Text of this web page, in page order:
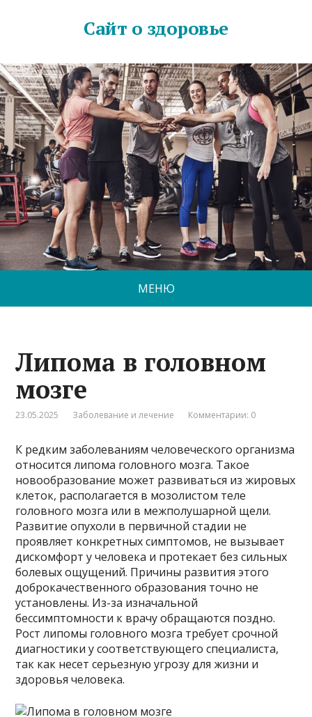
Сайт о здоровье
МЕНЮ
Липома в головном
мозге
23.05.2025 Заболевание и лечение Комментарии: 0
К редким заболеваниям человеческого организма
относится липома головного мозга. Такое
новообразование может развиваться из жировых
клеток, располагается в мозолистом теле
головного мозга или в межполушарной щели.
Развитие опухоли в первичной стадии не
проявляет конкретных симптомов, не вызывает
дискомфорт у человека и протекает без сильных
болевых ощущений. Причины развития этого
доброкачественного образования точно не
установлены. Из-за изначальной
бессимптомности к врачу обращаются поздно.
Рост липомы головного мозга требует срочной
диагностики у соответствующего специалиста,
так как несет серьезную угрозу для жизни и
здоровья человека.